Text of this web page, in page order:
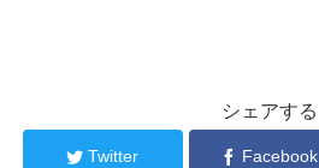
シェアする
Twitter Facebook